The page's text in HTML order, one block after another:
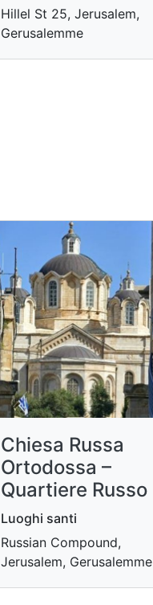
Hillel St 25, Jerusalem,
Gerusalemme
Chiesa Russa
Ortodossa –
Quartiere Russo
Luoghi santi
Russian Compound,
Jerusalem, Gerusalemme